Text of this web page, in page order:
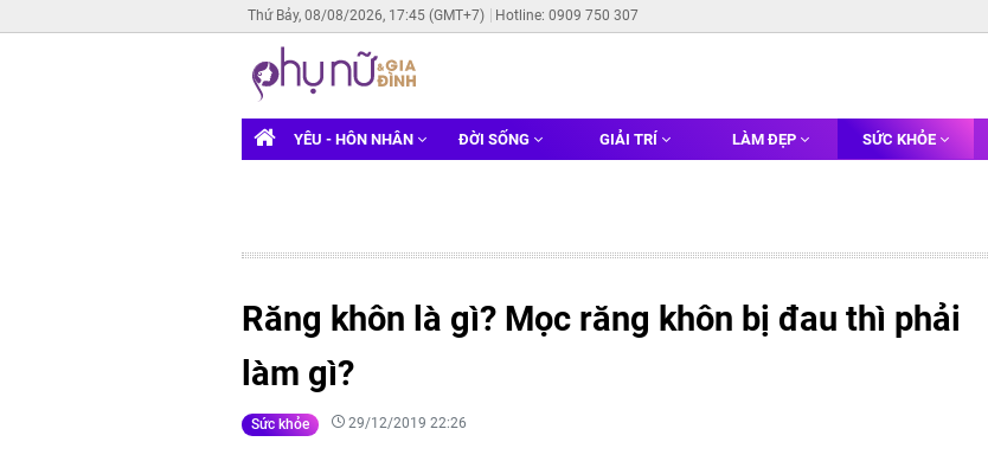
Thứ Bảy, 08/08/2026, 17:45 (GMT+7) Hotline: 0909 750 307
YÊU - HÔN NHÂN ĐỜI SỐNG GIẢI TRÍ LÀM ĐẸP SỨC KHỎE
Răng khôn là gì? Mọc răng khôn bị đau thì phải
làm gì?
Sức khỏe 29/12/2019 22:26